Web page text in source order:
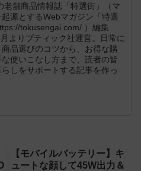
老舗商品情報誌「特選街」（マ
源とするWebマガジン「特選
tokusengai.com/ ）編集
よりブティック社運営。日常に
品選びのコツから、お得な購
な使いこなし方まで、読者の皆
しをサポートする記事を作っ
【モバイルバッテリー】キ
ュートな顔して45W出力＆